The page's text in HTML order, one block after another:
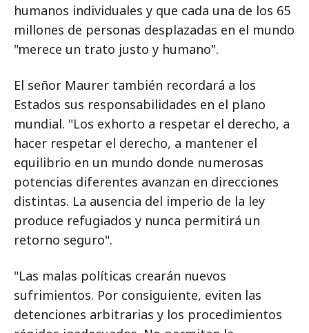
humanos individuales y que cada una de los 65
millones de personas desplazadas en el mundo
"merece un trato justo y humano".
El señor Maurer también recordará a los
Estados sus responsabilidades en el plano
mundial. "Los exhorto a respetar el derecho, a
hacer respetar el derecho, a mantener el
equilibrio en un mundo donde numerosas
potencias diferentes avanzan en direcciones
distintas. La ausencia del imperio de la ley
produce refugiados y nunca permitirá un
retorno seguro".
"Las malas políticas crearán nuevos
sufrimientos. Por consiguiente, eviten las
detenciones arbitrarias y los procedimientos